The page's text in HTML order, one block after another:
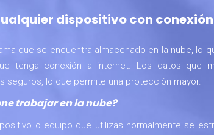
dispositivo con
que se encuentra almacenado en la nube, lo
tenga conexión a internet. Los datos que
seguros, lo que permite una protección mayor.
trabajar en la nube?
o equipo que utilizas normalmente se